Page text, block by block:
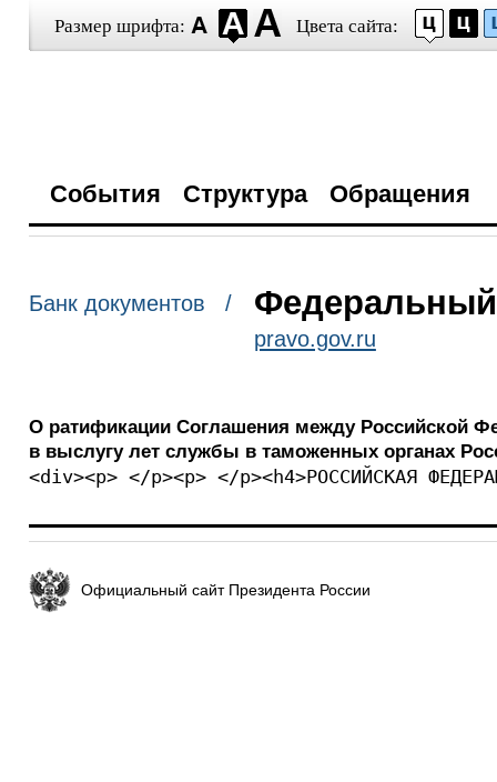
Размер шрифта: Цвета сайта:
События Структура Обращения
Банк документов / Федеральный
pravo.gov.ru
О ратификации Соглашения между Российской
в выслугу лет службы в таможенных органах
<div><p> </p><p> </p><h4>РОССИЙСКАЯ
Официальный сайт Президента России